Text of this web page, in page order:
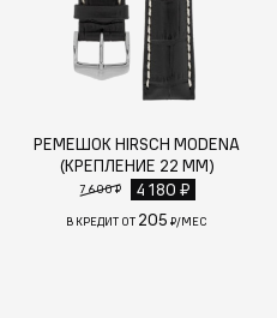
РЕМЕШОК HIRSCH MODENA
(КРЕПЛЕНИЕ 22 ММ)
7 600 ₽ 4 180 ₽
В КРЕДИТ ОТ 205 ₽/МЕС